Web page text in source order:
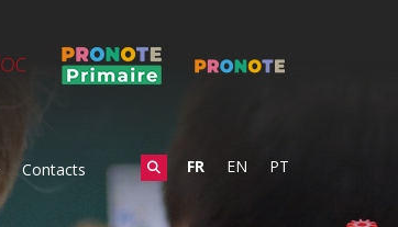
Contacts FR EN PT